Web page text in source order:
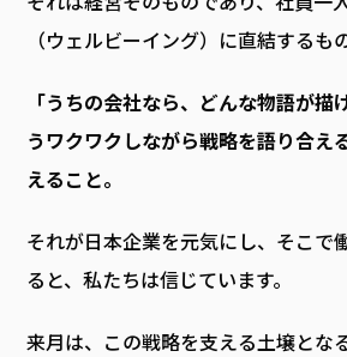
（ウェルビーイング）に直結するも
「うちの会社なら、どんな物語が描
うワクワクしながら戦略を語り合え
えること。
それが日本企業を元気にし、そこで
ると、私たちは信じています。
来月は、この戦略を支える土壌とな